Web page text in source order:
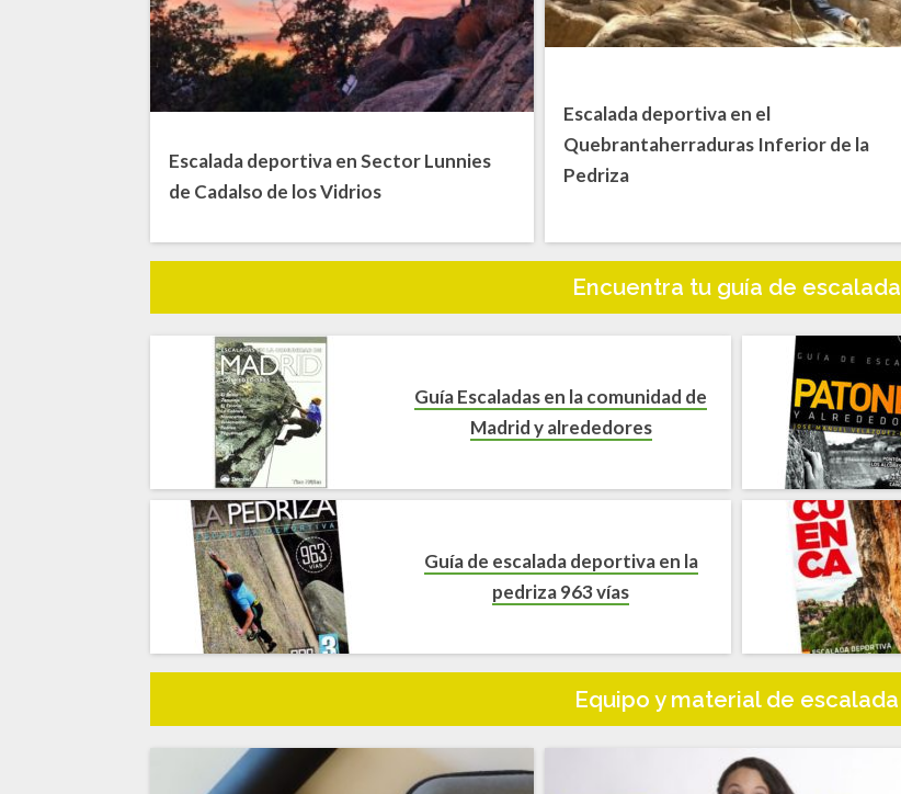
Escalada deportiva en Sector Lunnies
de Cadalso de los Vidrios
Escalada deportiva en el
Quebrantaherraduras Inferior de la
Pedriza
Encuentra tu guía de escalada
Guía Escaladas en la comunidad de
Madrid y alrededores
Guía de escalada deportiva en la
pedriza 963 vías
Equipo y material de escalada